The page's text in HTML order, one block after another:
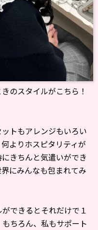
のスタイルがこちら！
トもアレンジもいろい
よりホスピタリティが
きちんと気遣いができ
にみんなも包まれてみ
できるとそれだけで１
ちろん、私もサポート